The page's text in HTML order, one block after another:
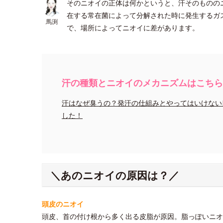
馬渕
そのニオイの正体は何かというと、汗そのもの
在する常在菌によって分解された時に発生する
で、場所によってニオイに差があります。
汗の種類とニオイのメカニズムはこち
汗はなぜ臭うの？発汗の仕組みとやってはいけな
した！
＼あのニオイの原因は？／
頭皮のニオイ
頭皮、首の付け根から多く出る皮脂が原因。脂っぽいニ